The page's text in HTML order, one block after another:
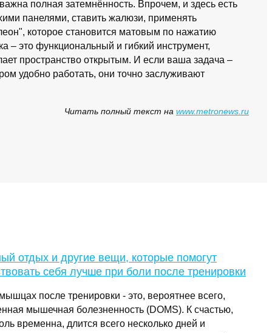
полная затемнённость. Впрочем, и здесь есть
панелями, ставить жалюзи, применять
которое становится матовым по нажатию
– это функциональный и гибкий инструмент,
пространство открытым. И если ваша задача –
удобно работать, они точно заслуживают
Читать полный текст на www.metronews.ru
отдых и другие вещи, которые помогут
себя лучше при боли после тренировки
после тренировки - это, вероятнее всего,
мышечная болезненность (DOMS). К счастью,
временна, длится всего несколько дней и